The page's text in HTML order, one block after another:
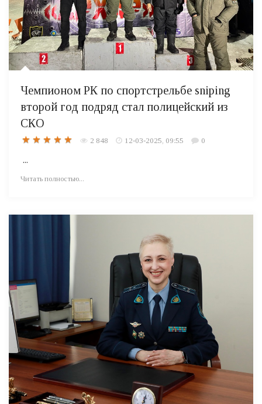
Чемпионом РК по спортстрельбе sniping
второй год подряд стал полицейский из
СКО
2 848 12-03-2025, 09:55 0
...
Читать полностью...